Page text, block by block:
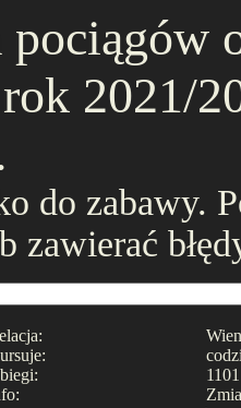
2021/
do zabawy.
zawierać